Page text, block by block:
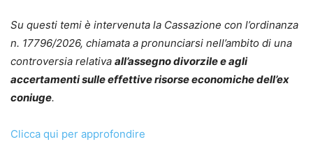
Su questi temi è intervenuta la Cassazione con l’ordinanza
n. 17796/2026, chiamata a pronunciarsi nell’ambito di una
controversia relativa all’assegno divorzile e agli
accertamenti sulle effettive risorse economiche dell’ex
coniuge.
Clicca qui per approfondire